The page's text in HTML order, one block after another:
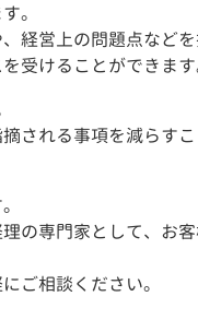
。
経営上の問題点など
受けることができます
される事項を減らす
の専門家として、お
ご相談ください。